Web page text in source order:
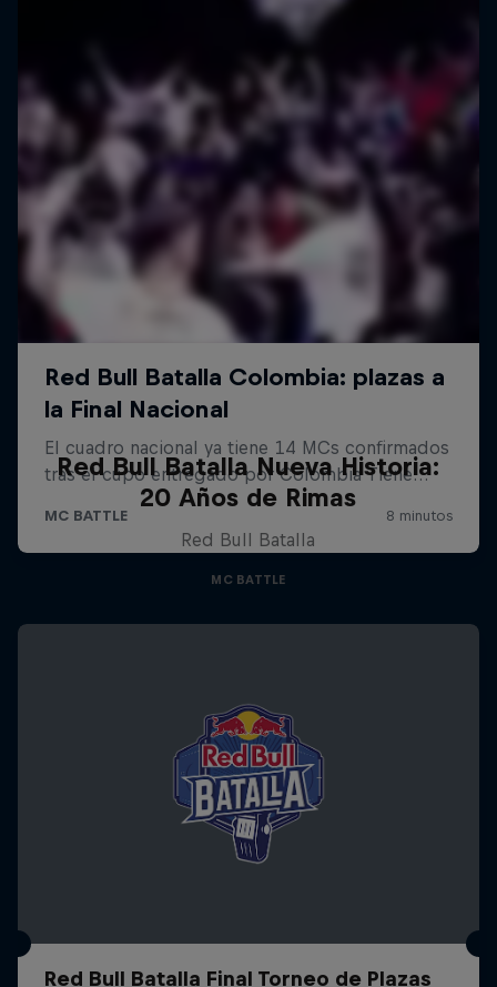
Red Bull Batalla Nueva Historia:
20 Años de Rimas
Red Bull Batalla
MC BATTLE
Red Bull Batalla Final Torneo de Plazas